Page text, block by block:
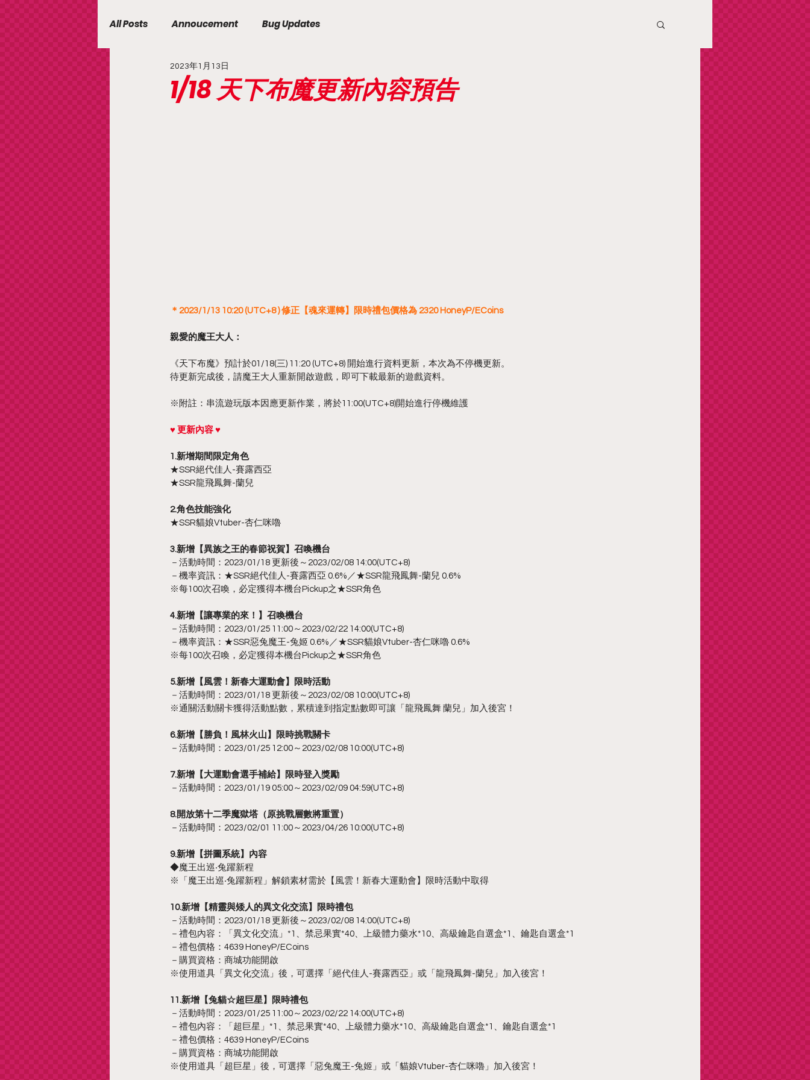
All Posts Annoucement Bug Updates
1/18 天下布魔更新內容預告
2023年1月13日
＊2023/1/13 10:20 (UTC+8 ) 修正【魂來運轉】限時禮包價格為 2320 HoneyP/ECoins
親愛的魔王大人：
《天下布魔》預計於01/18(三) 11:20 (UTC+8) 開始進行資料更新，本次為不停機更新。
待更新完成後，請魔王大人重新開啟遊戲，即可下載最新的遊戲資料。
※附註：串流遊玩版本因應更新作業，將於11:00(UTC+8)開始進行停機維護
♥ 更新內容 ♥
1.新增期間限定角色
★SSR絕代佳人-賽露西亞
★SSR龍飛鳳舞-蘭兒
2.角色技能強化
★SSR貓娘Vtuber-杏仁咪嚕
3.新增【異族之王的春節祝賀】召喚機台
－活動時間：2023/01/18 更新後～2023/02/08 14:00(UTC+8)
－機率資訊：★SSR絕代佳人-賽露西亞 0.6%／★SSR龍飛鳳舞-蘭兒 0.6%
※每100次召喚，必定獲得本機台Pickup之★SSR角色
4.新增【讓專業的來！】召喚機台
－活動時間：2023/01/25 11:00～2023/02/22 14:00(UTC+8)
－機率資訊：★SSR惡兔魔王-兔姬 0.6%／★SSR貓娘Vtuber-杏仁咪嚕 0.6%
※每100次召喚，必定獲得本機台Pickup之★SSR角色
5.新增【風雲！新春大運動會】限時活動
－活動時間：2023/01/18 更新後～2023/02/08 10:00(UTC+8)
※通關活動關卡獲得活動點數，累積達到指定點數即可讓「龍飛鳳舞 蘭兒」加入後宮！
6.新增【勝負！風林火山】限時挑戰關卡
－活動時間：2023/01/25 12:00～2023/02/08 10:00(UTC+8)
7.新增【大運動會選手補給】限時登入獎勵
－活動時間：2023/01/19 05:00～2023/02/09 04:59(UTC+8)
8.開放第十二季魔獄塔（原挑戰層數將重置）
－活動時間：2023/02/01 11:00～2023/04/26 10:00(UTC+8)
9.新增【拼圖系統】內容
◆魔王出巡‧兔躍新程
※「魔王出巡‧兔躍新程」解鎖素材需於【風雲！新春大運動會】限時活動中取得
10.新增【精靈與矮人的異文化交流】限時禮包
－活動時間：2023/01/18 更新後～2023/02/08 14:00(UTC+8)
－禮包內容：「異文化交流」*1、禁忌果實*40、上級體力藥水*10、高級鑰匙自選盒*1、鑰匙自選盒*1
－禮包價格：4639 HoneyP/ECoins
－購買資格：商城功能開啟
※使用道具「異文化交流」後，可選擇「絕代佳人-賽露西亞」或「龍飛鳳舞-蘭兒」加入後宮！
11.新增【兔貓☆超巨星】限時禮包
－活動時間：2023/01/25 11:00～2023/02/22 14:00(UTC+8)
－禮包內容：「超巨星」*1、禁忌果實*40、上級體力藥水*10、高級鑰匙自選盒*1、鑰匙自選盒*1
－禮包價格：4639 HoneyP/ECoins
－購買資格：商城功能開啟
※使用道具「超巨星」後，可選擇「惡兔魔王-兔姬」或「貓娘Vtuber-杏仁咪嚕」加入後宮！